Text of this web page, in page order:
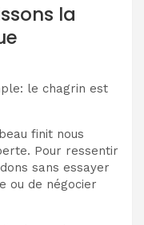
la
le chagrin est
finit nous
Pour ressentir
sans essayer
ou de négocier